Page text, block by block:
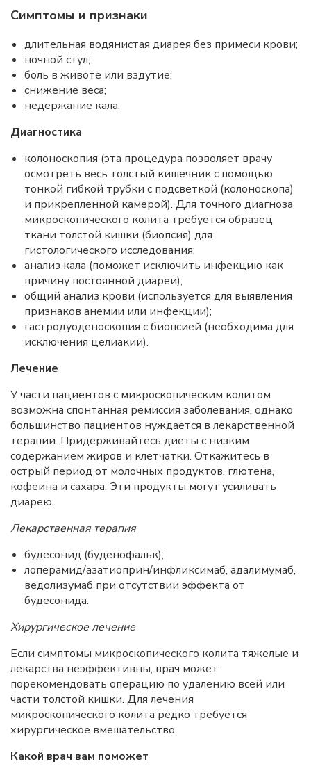
Симптомы и признаки
длительная водянистая диарея без примеси крови;
ночной стул;
боль в животе или вздутие;
снижение веса;
недержание кала.
Диагностика
колоноскопия (эта процедура позволяет врачу
осмотреть весь толстый кишечник с помощью
тонкой гибкой трубки с подсветкой (колоноскопа)
и прикрепленной камерой). Для точного диагноза
микроскопического колита требуется образец
ткани толстой кишки (биопсия) для
гистологического исследования;
анализ кала (поможет исключить инфекцию как
причину постоянной диареи);
общий анализ крови (используется для выявления
признаков анемии или инфекции);
гастродуоденоскопия с биопсией (необходима для
исключения целиакии).
Лечение
У части пациентов с микроскопическим колитом
возможна спонтанная ремиссия заболевания, однако
большинство пациентов нуждается в лекарственной
терапии. Придерживайтесь диеты с низким
содержанием жиров и клетчатки. Откажитесь в
острый период от молочных продуктов, глютена,
кофеина и сахара. Эти продукты могут усиливать
диарею.
Лекарственная терапия
будесонид (буденофальк);
лоперамид/азатиоприн/инфликсимаб, адалимумаб,
ведолизумаб при отсутствии эффекта от
будесонида.
Хирургическое лечение
Если симптомы микроскопического колита тяжелые и
лекарства неэффективны, врач может
порекомендовать операцию по удалению всей или
части толстой кишки. Для лечения
микроскопического колита редко требуется
хирургическое вмешательство.
Какой врач вам поможет